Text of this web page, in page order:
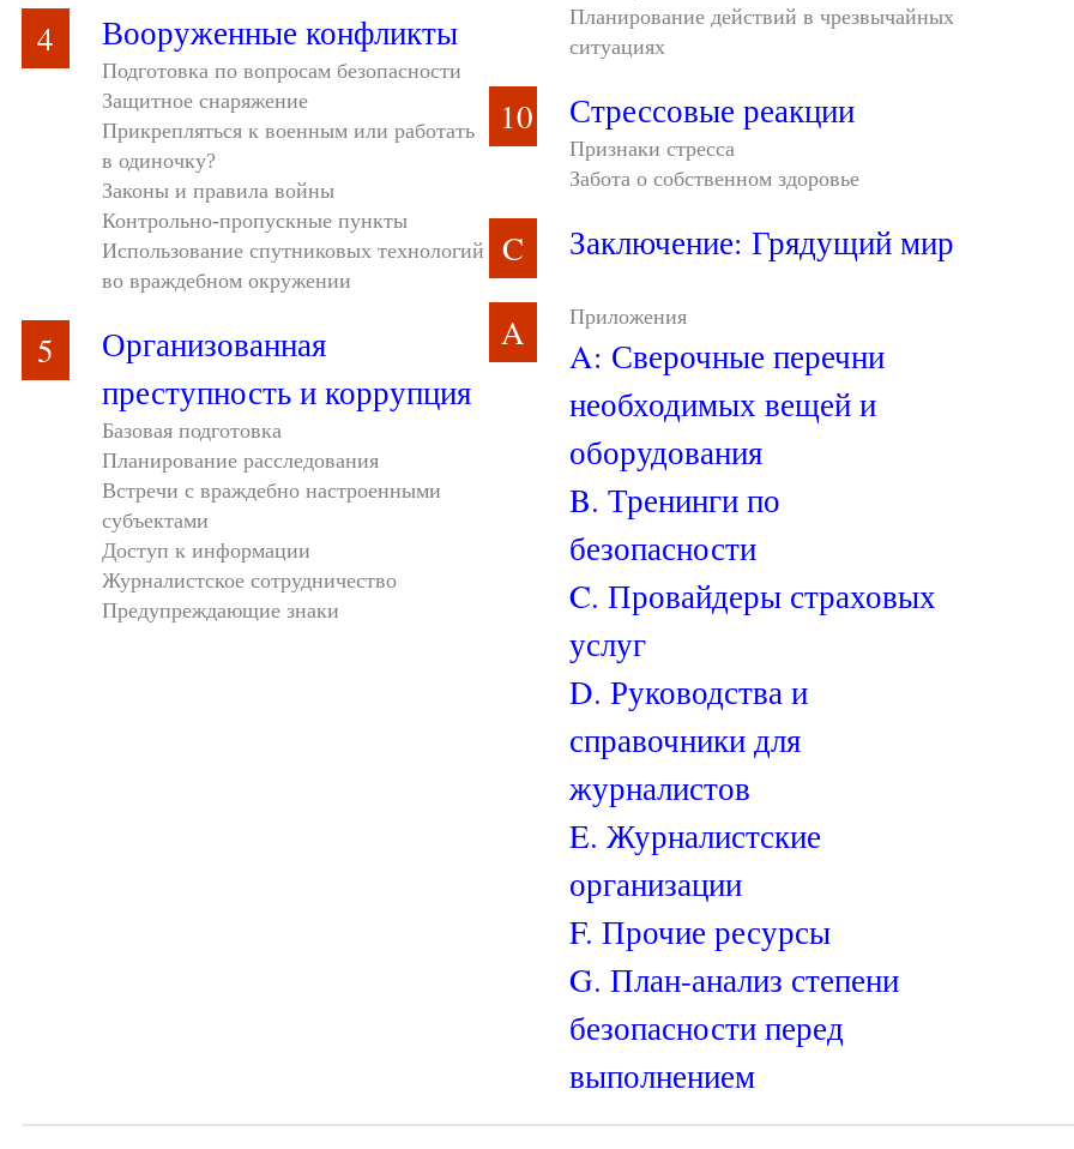
4 Вооруженные конфликты
Подготовка по вопросам безопасности
Защитное снаряжение
Прикрепляться к военным или работать
в одиночку?
Законы и правила войны
Контрольно-пропускные пункты
Использование спутниковых технологий
во враждебном окружении
5
Организованная
преступность и коррупция
Базовая подготовка
Планирование расследования
Встречи с враждебно настроенными
субъектами
Доступ к информации
Журналистское сотрудничество
Предупреждающие знаки
Планирование действий в чрезвычайных
ситуациях
10 Стрессовые реакции
Признаки стресса
Забота о собственном здоровье
C Заключение: Грядущий мир
A Приложения
A: Сверочные перечни
необходимых вещей и
оборудования
B. Тренинги по
безопасности
C. Провайдеры страховых
услуг
D. Руководства и
справочники для
журналистов
E. Журналистские
организации
F. Прочие ресурсы
G. План-анализ степени
безопасности перед
выполнением